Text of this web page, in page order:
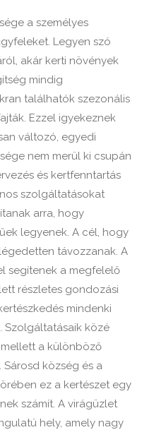
a személyes
Legyen szó
akár kerti növények
mindig
találhatók szezonális
Ezzel igyekeznek
változó, egyedi
nem merül ki csupán
és kertfenntartás
szolgáltatásokat
arra, hogy
legyenek. A cél, hogy
távozzanak. A
segítenek a megfelelő
részletes gondozási
mindenki
Szolgáltatásaik közé
a különböző
Sárosd község és a
ez a kertészet egy
számít. A virágüzlet
hely, amely nagy